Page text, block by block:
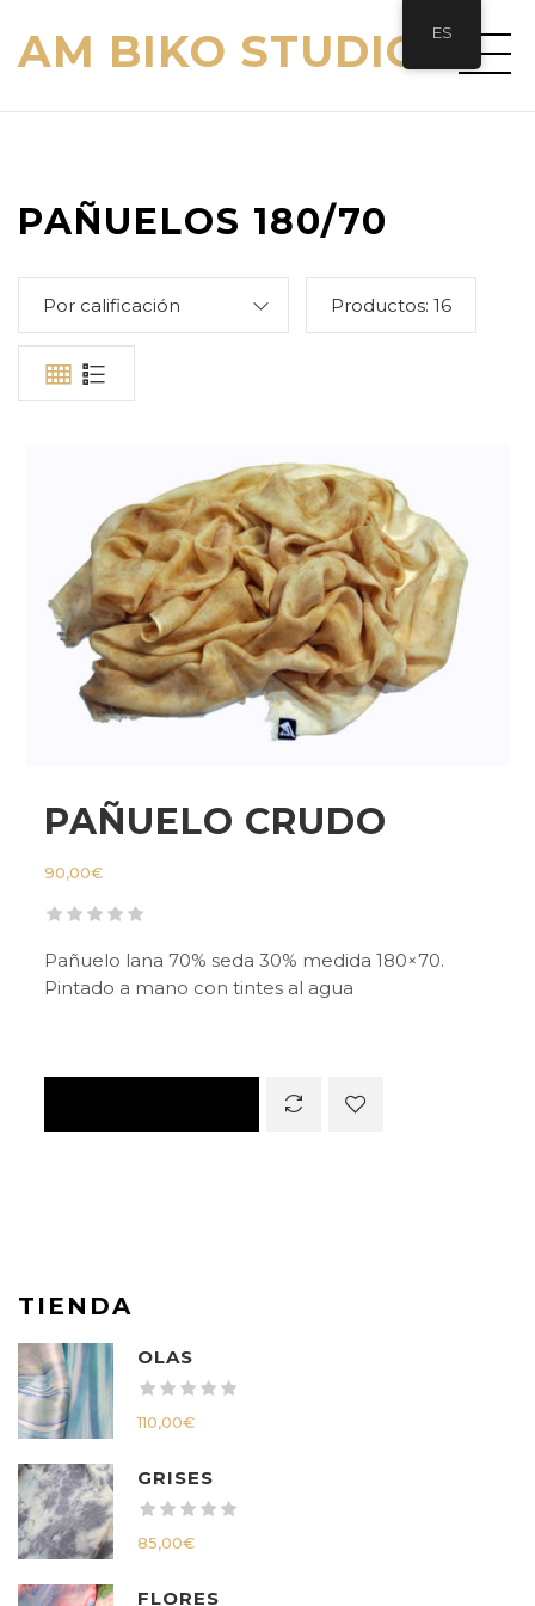
AM BIKO STUDIO
PAÑUELOS 180/70
Por calificación Productos: 16
PAÑUELO CRUDO
90,00€
Pañuelo lana 70% seda 30% medida 180×70.
Pintado a mano con tintes al agua
TIENDA
OLAS
110,00€
GRISES
85,00€
FLORES
ES